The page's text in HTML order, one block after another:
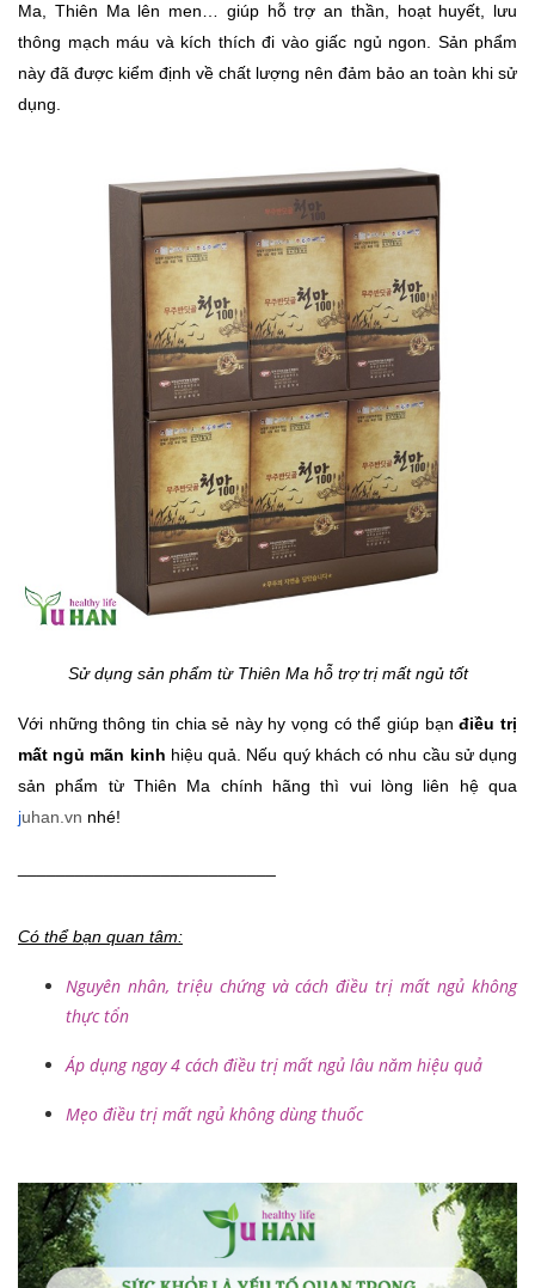
Ma, Thiên Ma lên men… giúp hỗ trợ an thần, hoạt huyết, lưu
thông mạch máu và kích thích đi vào giấc ngủ ngon. Sản phẩm
này đã được kiểm định về chất lượng nên đảm bảo an toàn khi sử
dụng.
Sử dụng sản phẩm từ Thiên Ma hỗ trợ trị mất ngủ tốt
Với những thông tin chia sẻ này hy vọng có thể giúp bạn điều trị
mất ngủ mãn kinh hiệu quả. Nếu quý khách có nhu cầu sử dụng
juhan.vn nhé!
Có thể bạn quan tâm:
Nguyên nhân, triệu chứng và cách điều trị mất ngủ không
thực tổn
Áp dụng ngay 4 cách điều trị mất ngủ lâu năm hiệu quả
Mẹo điều trị mất ngủ không dùng thuốc